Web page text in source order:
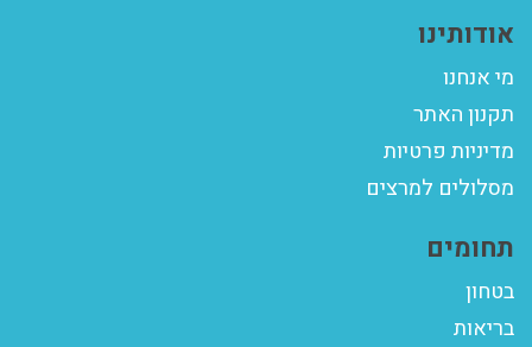
אודותינו
מי אנחנו
תקנון האתר
מדיניות פרטיות
מסלולים למרצים
תחומים
בטחון
בריאות